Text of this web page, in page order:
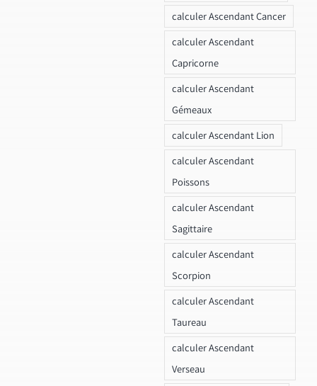
calculer Ascendant Cancer
calculer Ascendant
Capricorne
calculer Ascendant
Gémeaux
calculer Ascendant Lion
calculer Ascendant
Poissons
calculer Ascendant
Sagittaire
calculer Ascendant
Scorpion
calculer Ascendant
Taureau
calculer Ascendant
Verseau